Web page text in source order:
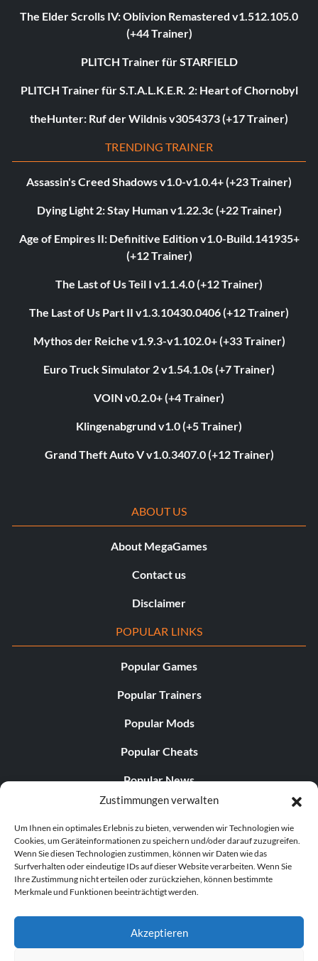
Zustimmungen verwalten
Um Ihnen ein optimales Erlebnis zu bieten, verwenden wir Technologien wie
Cookies, um Geräteinformationen zu speichern und/oder darauf zuzugreifen.
Wenn Sie diesen Technologien zustimmen, können wir Daten wie das
Surfverhalten oder eindeutige IDs auf dieser Website verarbeiten. Wenn Sie
Ihre Zustimmung nicht erteilen oder zurückziehen, können bestimmte
Merkmale und Funktionen beeinträchtigt werden.
Akzeptieren
The Elder Scrolls IV: Oblivion Remastered v1.512.105.0
(+44 Trainer)
PLITCH Trainer für STARFIELD
PLITCH Trainer für S.T.A.L.K.E.R. 2: Heart of Chornobyl
theHunter: Ruf der Wildnis v3054373 (+17 Trainer)
TRENDING TRAINER
Assassin's Creed Shadows v1.0-v1.0.4+ (+23 Trainer)
Dying Light 2: Stay Human v1.22.3c (+22 Trainer)
Age of Empires II: Definitive Edition v1.0-Build.141935+
(+12 Trainer)
The Last of Us Teil I v1.1.4.0 (+12 Trainer)
The Last of Us Part II v1.3.10430.0406 (+12 Trainer)
Mythos der Reiche v1.9.3-v1.102.0+ (+33 Trainer)
Euro Truck Simulator 2 v1.54.1.0s (+7 Trainer)
VOIN v0.2.0+ (+4 Trainer)
Klingenabgrund v1.0 (+5 Trainer)
Grand Theft Auto V v1.0.3407.0 (+12 Trainer)
ABOUT US
About MegaGames
Contact us
Disclaimer
POPULAR LINKS
Popular Games
Popular Trainers
Popular Mods
Popular Cheats
Popular News
Popular Editorials
Popular Free Games
LATEST UPDATES